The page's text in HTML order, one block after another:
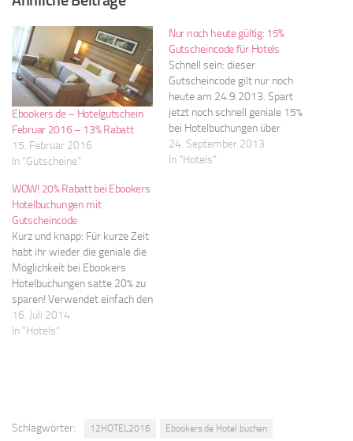
Ebookers.de – Hotelgutschein
Februar 2016 – 13% Rabatt
15. Februar 2016
In "Gutscheine"
Nur noch heute gültig: 15%
Gutscheincode für Hotels
Schnell sein: dieser
Gutscheincode gilt nur noch
heute am 24.9.2013. Spart
jetzt noch schnell geniale 15%
bei Hotelbuchungen über
Ebookers. Verwendet einfach
den unten angeführten Link
24. September 2013
In "Hotels"
WOW! 20% Rabatt bei Ebookers
Hotelbuchungen mit
Gutscheincode
Kurz und knapp: Für kurze Zeit
habt ihr wieder die geniale die
Möglichkeit bei Ebookers
Hotelbuchungen satte 20% zu
sparen! Verwendet einfach den
unten angeführten Link und
gebt im Feld “Ich habe einen
16. Juli 2014
In "Hotels"
Schlagwörter: 12HOTEL2016 Ebookers.de Hotel buchen